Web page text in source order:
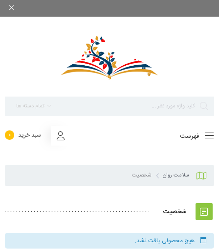
تمام دسته ها
سبد خرید 0 فهرست
سلامت روان شخصیت
شخصیت
هیچ محصولی یافت نشد.